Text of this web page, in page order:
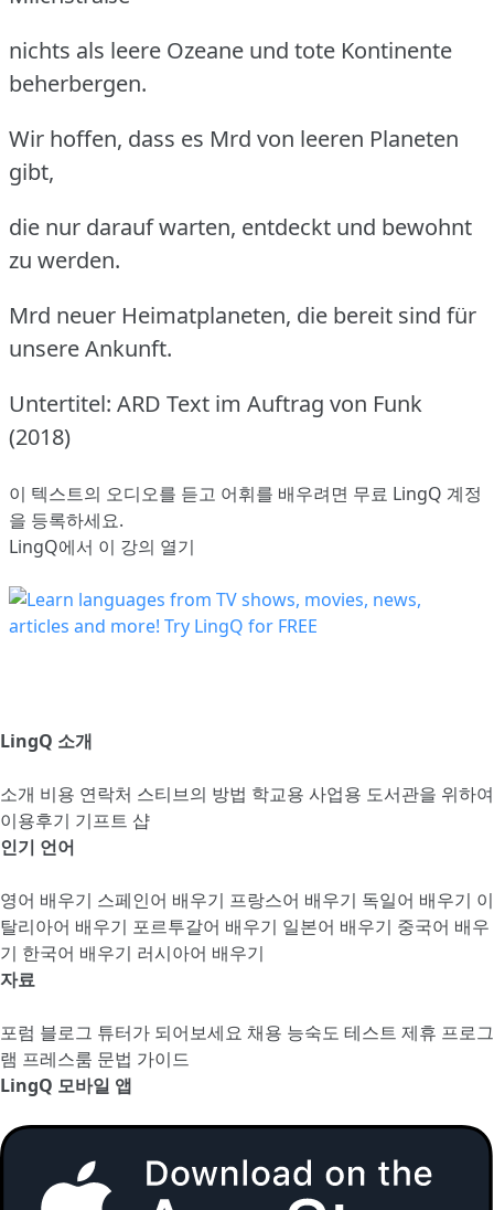
nichts als leere Ozeane und tote Kontinente
beherbergen.
Wir hoffen, dass es Mrd von leeren Planeten
gibt,
die nur darauf warten, entdeckt und bewohnt
zu werden.
Mrd neuer Heimatplaneten, die bereit sind für
unsere Ankunft.
Untertitel: ARD Text im Auftrag von Funk
(2018)
이 텍스트의 오디오를 듣고 어휘를 배우려면 무료 LingQ 계정
을 등록하세요.
LingQ에서 이 강의 열기
LingQ 소개
소개 비용 연락처 스티브의 방법 학교용 사업용 도서관을 위하여
이용후기 기프트 샵
인기 언어
영어 배우기 스페인어 배우기 프랑스어 배우기 독일어 배우기 이
탈리아어 배우기 포르투갈어 배우기 일본어 배우기 중국어 배우
기 한국어 배우기 러시아어 배우기
자료
포럼 블로그 튜터가 되어보세요 채용 능숙도 테스트 제휴 프로그
램 프레스룸 문법 가이드
LingQ 모바일 앱